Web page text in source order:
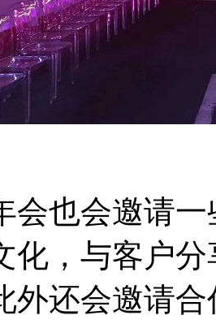
会也会邀请
化，与客户
外还会邀请